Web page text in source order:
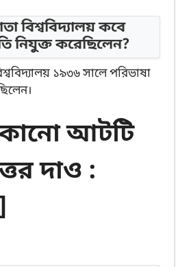
বিশ্ববিদ্যালয় কবে
নিযুক্ত করেছিলেন?
১৯৩৬ সালে পরিভাষা
আটটি
দাও :